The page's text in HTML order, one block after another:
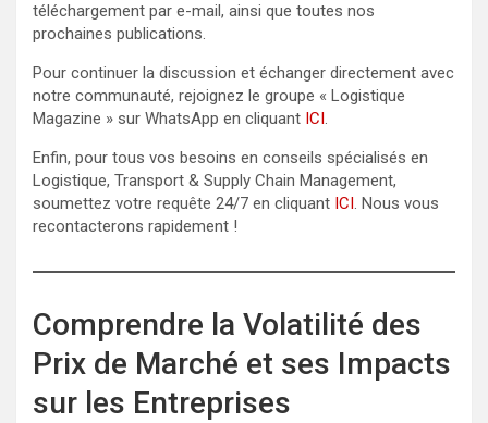
téléchargement par e-mail, ainsi que toutes nos
prochaines publications.
Pour continuer la discussion et échanger directement avec
notre communauté, rejoignez le groupe « Logistique
Magazine » sur WhatsApp en cliquant ICI .
Enfin, pour tous vos besoins en conseils spécialisés en
Logistique, Transport & Supply Chain Management,
soumettez votre requête 24/7 en cliquant ICI . Nous vous
recontacterons rapidement !
Comprendre la Volatilité des
Prix de Marché et ses Impacts
sur les Entreprises